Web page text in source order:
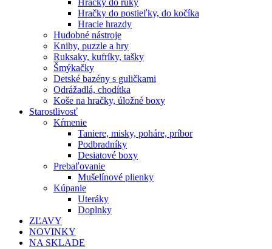
Hračky do ruky
Hračky do postieľky, do kočíka
Hracie hrazdy
Hudobné nástroje
Knihy, puzzle a hry
Ruksaky, kufríky, tašky
Šmýkačky
Detské bazény s guličkami
Odrážadlá, chodítka
Koše na hračky, úložné boxy
Starostlivosť
Kŕmenie
Taniere, misky, poháre, príbor
Podbradníky
Desiatové boxy
Prebaľovanie
Mušelínové plienky
Kúpanie
Uteráky
Doplnky
ZĽAVY
NOVINKY
NA SKLADE